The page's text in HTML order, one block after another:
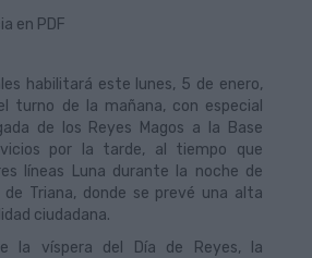
en PDF
habilitará este lunes, 5 de enero,
turno de la mañana, con especial
de los Reyes Magos a la Base
por la tarde, al tiempo que
líneas Luna durante la noche de
de Triana, donde se prevé una alta
ciudadana.
la víspera del Día de Reyes, la